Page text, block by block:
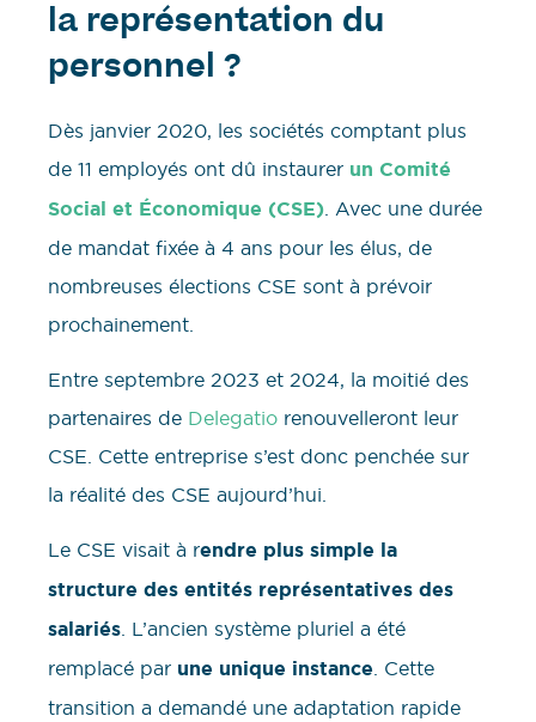
la représentation du
personnel ?
Dès janvier 2020, les sociétés comptant plus
de 11 employés ont dû instaurer un Comité
Social et Économique (CSE) . Avec une durée
de mandat fixée à 4 ans pour les élus, de
nombreuses élections CSE sont à prévoir
prochainement.
Entre septembre 2023 et 2024, la moitié des
partenaires de Delegatio renouvelleront leur
CSE. Cette entreprise s’est donc penchée sur
la réalité des CSE aujourd’hui.
Le CSE visait à rendre plus simple la
structure des entités représentatives des
salariés. L’ancien système pluriel a été
remplacé par une unique instance. Cette
transition a demandé une adaptation rapide